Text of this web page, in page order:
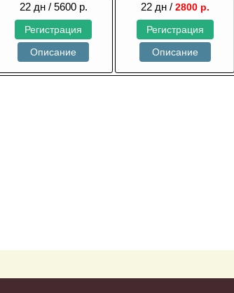
22 дн / 5600 р.
Регистрация
Описание
22 дн / 2800 р.
Регистрация
Описание